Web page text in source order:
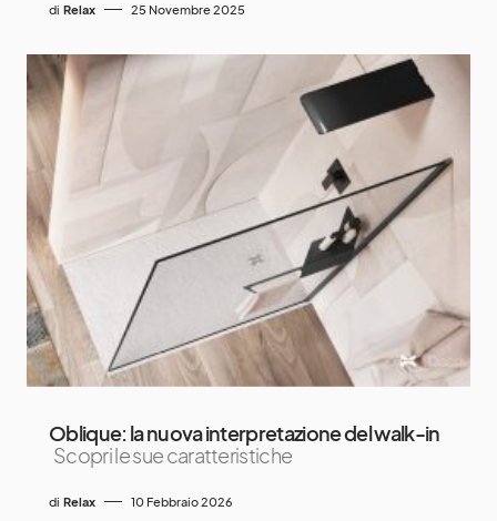
di Relax 25 Novembre 2025
Oblique: la nuova interpretazione del walk-in
Scopri le sue caratteristiche
di Relax 10 Febbraio 2026